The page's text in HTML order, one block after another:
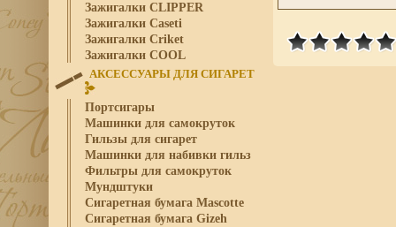
Зажигалки CLIPPER
Зажигалки Caseti
Зажигалки Criket
Зажигалки COOL
АКСЕССУАРЫ ДЛЯ СИГАРЕТ
Портсигары
Машинки для самокруток
Гильзы для сигарет
Машинки для набивки гильз
Фильтры для самокруток
Мундштуки
Сигаретная бумага Mascotte
Сигаретная бумага Gizeh